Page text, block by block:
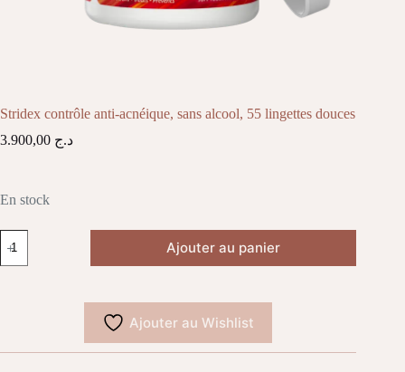
Stridex contrôle anti-acnéique, sans alcool, 55 lingettes douces
د.ج
En stock
de
Stridex
Ajouter au panier
Ajouter au Wishlist